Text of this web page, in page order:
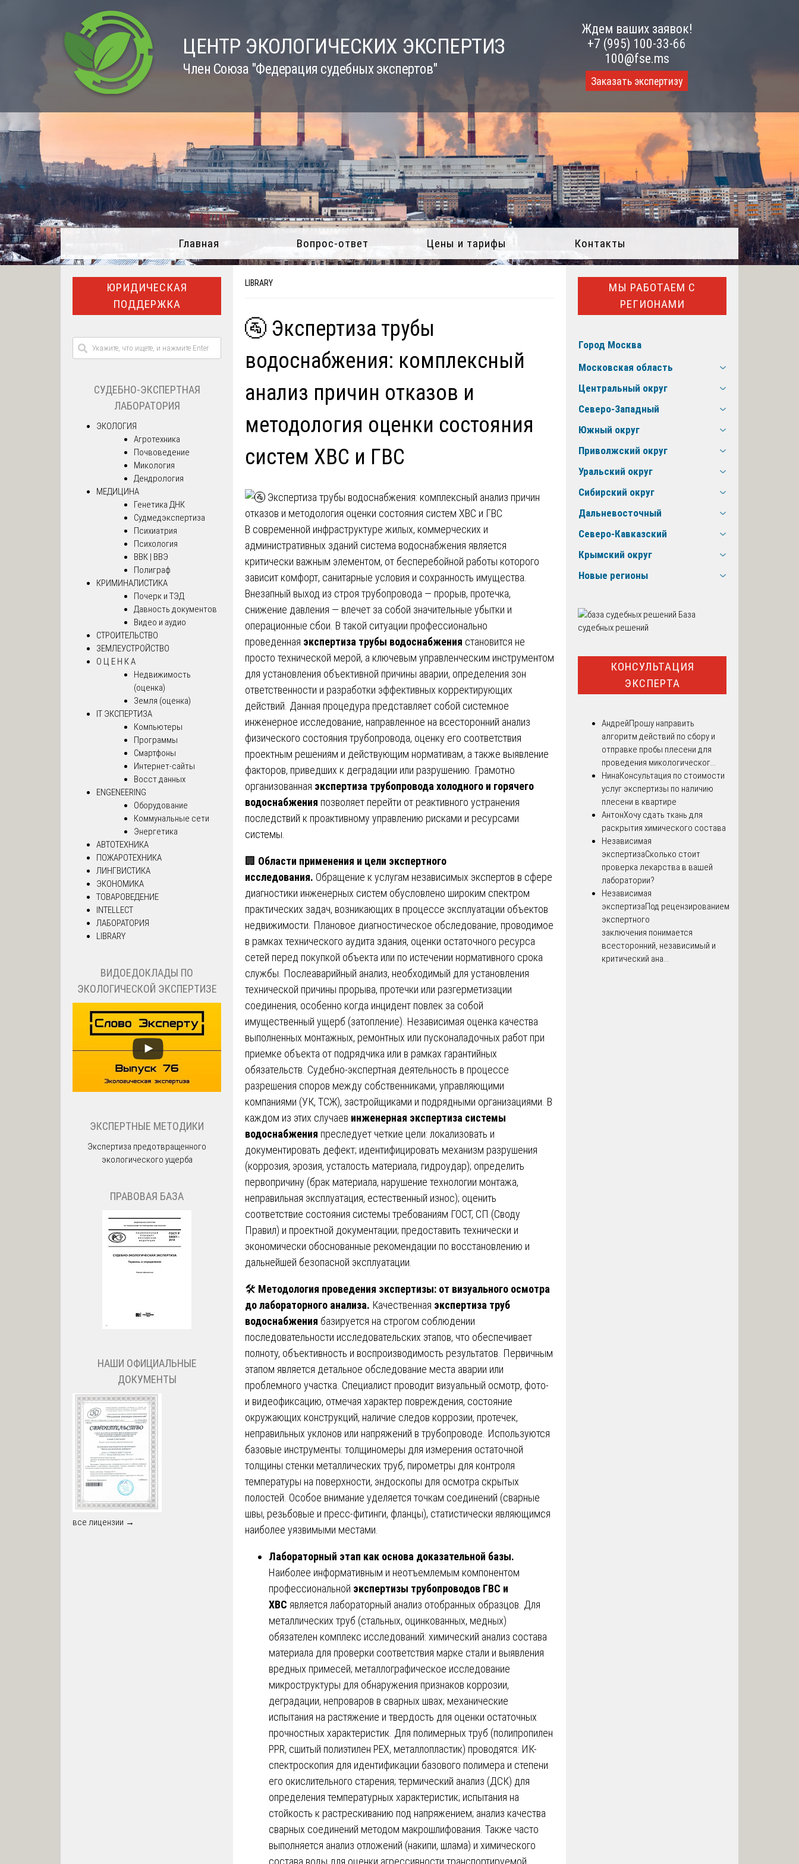
ЦЕНТР ЭКОЛОГИЧЕСКИХ ЭКСПЕРТИЗ
Член Союза "Федерация судебных экспертов"
Ждем ваших заявок!
+7 (995) 100-33-66
100@fse.ms
Заказать экспертизу
Главная Вопрос-ответ Цены и тарифы Контакты
LIBRARY
🚰 Экспертиза трубы
водоснабжения: комплексный
анализ причин отказов и
методология оценки состояния
систем ХВС и ГВС
В современной инфраструктуре жилых, коммерческих и
административных зданий система водоснабжения является
критически важным элементом, от бесперебойной работы которого
зависит комфорт, санитарные условия и сохранность имущества.
Внезапный выход из строя трубопровода — прорыв, протечка,
снижение давления — влечет за собой значительные убытки и
операционные сбои. В такой ситуации профессионально
проведенная экспертиза трубы водоснабжения становится не
просто технической мерой, а ключевым управленческим инструментом
для установления объективной причины аварии, определения зон
ответственности и разработки эффективных корректирующих
действий. Данная процедура представляет собой системное
инженерное исследование, направленное на всесторонний анализ
физического состояния трубопровода, оценку его соответствия
проектным решениям и действующим нормативам, а также выявление
факторов, приведших к деградации или разрушению. Грамотно
организованная экспертиза трубопровода холодного и горячего
водоснабжения позволяет перейти от реактивного устранения
последствий к проактивному управлению рисками и ресурсами
системы.
🏢 Области применения и цели экспертного
исследования. Обращение к услугам независимых экспертов в сфере
диагностики инженерных систем обусловлено широким спектром
практических задач, возникающих в процессе эксплуатации объектов
недвижимости. Плановое диагностическое обследование, проводимое
в рамках технического аудита здания, оценки остаточного ресурса
сетей перед покупкой объекта или по истечении нормативного срока
службы. Послеаварийный анализ, необходимый для установления
технической причины прорыва, протечки или разгерметизации
соединения, особенно когда инцидент повлек за собой
имущественный ущерб (затопление). Независимая оценка качества
выполненных монтажных, ремонтных или пусконаладочных работ при
приемке объекта от подрядчика или в рамках гарантийных
обязательств. Судебно-экспертная деятельность в процессе
разрешения споров между собственниками, управляющими
компаниями (УК, ТСЖ), застройщиками и подрядными организациями. В
каждом из этих случаев инженерная экспертиза системы
водоснабжения преследует четкие цели: локализовать и
документировать дефект; идентифицировать механизм разрушения
(коррозия, эрозия, усталость материала, гидроудар); определить
первопричину (брак материала, нарушение технологии монтажа,
неправильная эксплуатация, естественный износ); оценить
соответствие состояния системы требованиям ГОСТ, СП (Своду
Правил) и проектной документации; предоставить технически и
экономически обоснованные рекомендации по восстановлению и
дальнейшей безопасной эксплуатации.
🛠️ Методология проведения экспертизы: от визуального осмотра
до лабораторного анализа. Качественная экспертиза труб
водоснабжения базируется на строгом соблюдении
последовательности исследовательских этапов, что обеспечивает
полноту, объективность и воспроизводимость результатов. Первичным
этапом является детальное обследование места аварии или
проблемного участка. Специалист проводит визуальный осмотр, фото-
и видеофиксацию, отмечая характер повреждения, состояние
окружающих конструкций, наличие следов коррозии, протечек,
неправильных уклонов или напряжений в трубопроводе. Используются
базовые инструменты: толщиномеры для измерения остаточной
толщины стенки металлических труб, пирометры для контроля
температуры на поверхности, эндоскопы для осмотра скрытых
полостей. Особое внимание уделяется точкам соединений (сварные
швы, резьбовые и пресс-фитинги, фланцы), статистически являющимся
наиболее уязвимыми местами.
Лабораторный этап как основа доказательной базы.
Наиболее информативным и неотъемлемым компонентом
профессиональной экспертизы трубопроводов ГВС и
ХВС является лабораторный анализ отобранных образцов. Для
металлических труб (стальных, оцинкованных, медных)
обязателен комплекс исследований: химический анализ состава
материала для проверки соответствия марке стали и выявления
вредных примесей; металлографическое исследование
микроструктуры для обнаружения признаков коррозии,
деградации, непроваров в сварных швах; механические
испытания на растяжение и твердость для оценки остаточных
прочностных характеристик. Для полимерных труб (полипропилен
PPR, сшитый полиэтилен PEX, металлопластик) проводятся: ИК-
спектроскопия для идентификации базового полимера и степени
его окислительного старения; термический анализ (ДСК) для
определения температурных характеристик; испытания на
стойкость к растрескиванию под напряжением; анализ качества
сварных соединений методом макрошлифования. Также часто
выполняется анализ отложений (накипи, шлама) и химического
состава воды для оценки агрессивности транспортируемой
ЮРИДИЧЕСКАЯ
ПОДДЕРЖКА
СУДЕБНО-ЭКСПЕРТНАЯ
ЛАБОРАТОРИЯ
ЭКОЛОГИЯ
Агротехника
Почвоведение
Микология
Дендрология
МЕДИЦИНА
Генетика ДНК
Судмедэкспертиза
Психиатрия
Психология
ВВК | ВВЭ
Полиграф
КРИМИНАЛИСТИКА
Почерк и ТЭД
Давность документов
Видео и аудио
СТРОИТЕЛЬСТВО
ЗЕМЛЕУСТРОЙСТВО
О Ц Е Н К А
Недвижимость
(оценка)
Земля (оценка)
IT ЭКСПЕРТИЗА
Компьютеры
Программы
Смартфоны
Интернет-сайты
Восст.данных
ENGENEERING
Оборудование
Коммунальные сети
Энергетика
АВТОТЕХНИКА
ПОЖАРОТЕХНИКА
ЛИНГВИСТИКА
ЭКОНОМИКА
ТОВАРОВЕДЕНИЕ
INTELLECT
ЛАБОРАТОРИЯ
LIBRARY
ВИДОЕДОКЛАДЫ ПО
ЭКОЛОГИЧЕСКОЙ ЭКСПЕРТИЗЕ
ЭКСПЕРТНЫЕ МЕТОДИКИ
Экспертиза предотвращенного
экологического ущерба
ПРАВОВАЯ БАЗА
НАШИ ОФИЦИАЛЬНЫЕ
ДОКУМЕНТЫ
все лицензии →
МЫ РАБОТАЕМ С
РЕГИОНАМИ
Город Москва
Московская область
Центральный округ
Северо-Западный
Южный округ
Приволжский округ
Уральский округ
Сибирский округ
Дальневосточный
Северо-Кавказский
Крымский округ
Новые регионы
База
судебных решений
КОНСУЛЬТАЦИЯ
ЭКСПЕРТА
АндрейПрошу направить
алгоритм действий по сбору и
отправке пробы плесени для
проведения микологическог...
НинаКонсультация по стоимости
услуг экспертизы по наличию
плесени в квартире
АнтонХочу сдать ткань для
раскрытия химического состава
Независимая
экспертизаСколько стоит
проверка лекарства в вашей
лаборатории?
Независимая
экспертизаПод рецензированием
экспертного
заключения понимается
всесторонний, независимый и
критический ана...